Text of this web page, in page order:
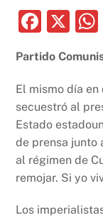
F
c
e
b
o
o
k
X
Partido
El mismo día
secuestró al
Estado
de prensa junto
al régimen de
remojar. Si yo
Los